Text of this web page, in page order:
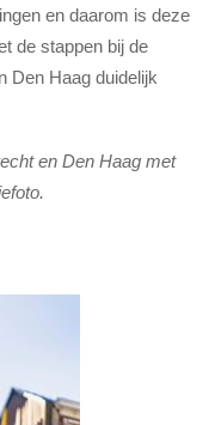
en daarom is deze
de stappen bij de
Den Haag duidelijk
en Den Haag met